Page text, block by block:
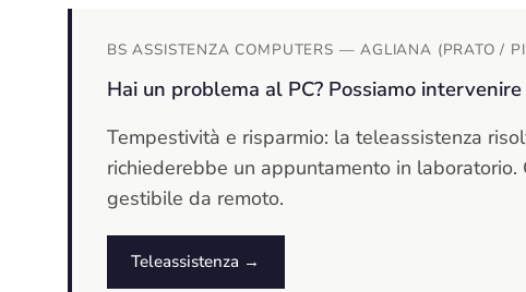
BS ASSISTENZA COMPUTERS — AGLIANA (PRATO /
Hai un problema al PC? Possiamo
Tempestività e risparmio: la teleassistenza
richiederebbe un appuntamento in
gestibile da remoto.
Teleassistenza →